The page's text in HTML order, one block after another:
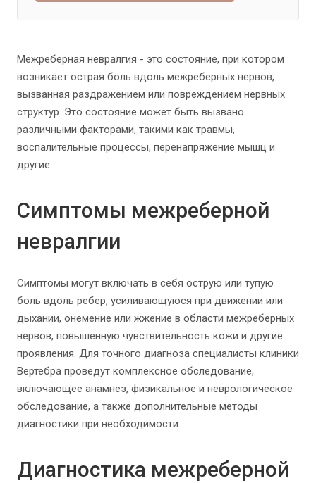
Межреберная невралгия - это состояние, при котором
возникает острая боль вдоль межреберных нервов,
вызванная раздражением или повреждением нервных
структур. Это состояние может быть вызвано
различными факторами, такими как травмы,
воспалительные процессы, перенапряжение мышц и
другие.
Симптомы межреберной
невралгии
Симптомы могут включать в себя острую или тупую
боль вдоль ребер, усиливающуюся при движении или
дыхании, онемение или жжение в области межреберных
нервов, повышенную чувствительность кожи и другие
проявления. Для точного диагноза специалисты клиники
Вертебра проведут комплексное обследование,
включающее анамнез, физикальное и неврологическое
обследование, а также дополнительные методы
диагностики при необходимости.
Диагностика межреберной